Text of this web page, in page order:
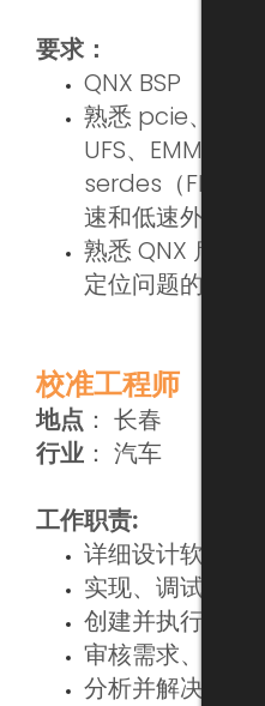
要求：
QNX BSP
熟悉 pcie、
UFS、EMMC、
serdes（FPD-
速和低速外设，
熟悉 QNX 启动
定位问题的能力
校准工程师
地点 ： 长春
行业 ： 汽车
工作职责:
详细设计软件组
实现、调试和集
创建并执行测试
审核需求、设计
分析并解决组件